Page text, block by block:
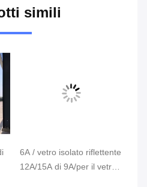
simili
6A / vetro isolato riflettente
12A/15A di 9A/per il vetro